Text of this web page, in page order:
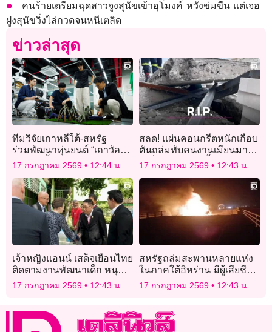
คนร้ายเตรียมฉุดสาวจูงสุนัขเข้าอุโมงค์ หวังข่มขืน แต่เจอ
ฝูงสุนัขวิ่งไล่กวดจนหนีเตลิด
ข่าวล่าสุด
ทีมวิจัยเกาหลีใต้-สหรัฐ
ร่วมพัฒนาหุ่นยนต์ “เถาวัลย์”
ช่วยใส่เสื้อให้ผู้สูงอายุ
17 กรกฎาคม 2569 12:44 น.
สลด! แผ่นคอนกรีตหนักเกือบ
ตันถล่มทับคนงานเมียนมาดับ
1 เจ็บ 1 ระหว่างรื้ออาคาร
ย่านบางนา
17 กรกฎาคม 2569 12:43 น.
เจ้าหญิงแอนน์ เสด็จเยือนไทย
ติดตามงานพัฒนาเด็ก หนุน
“การศึกษา-กีฬา” สร้าง
โอกาสและทักษะชีวิต
17 กรกฎาคม 2569 12:43 น.
สหรัฐถล่มสะพานหลายแห่ง
ในภาคใต้อิหร่าน มีผู้เสียชีวิต
อย่างน้อย 7 ราย
17 กรกฎาคม 2569 12:43 น.